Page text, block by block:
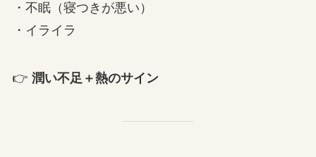
・不眠（寝つきが悪い）
・イライラ
👉 潤い不足＋熱のサイン